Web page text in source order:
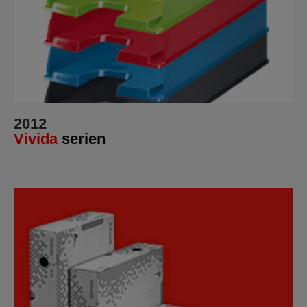
2012
Vividaserien